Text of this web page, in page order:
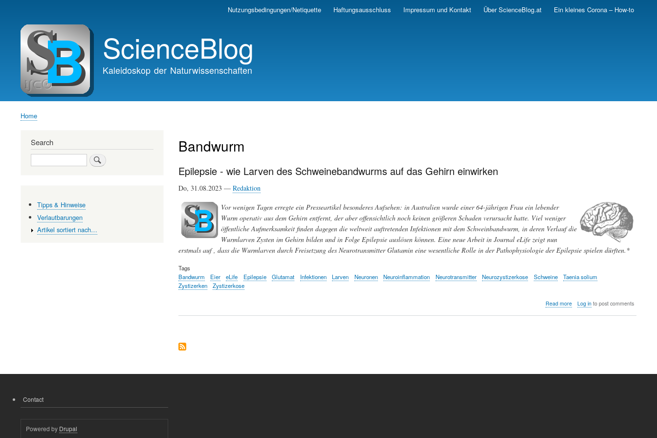
Skip
navigation
Nutzungsbedingungen/Netiquette Haftungsausschluss Impressum und Kontakt Über ScienceBlog.at Ein kleines Corona – How-to
ScienceBlog
Kaleidoskop der Naturwissenschaften
Home
Bandwurm
Epilepsie - wie Larven des Schweinebandwurms auf das Gehirn einwirken
Do, 31.08.2023 — Redaktion
Vor wenigen Tagen erregte ein Presseartikel besonderes Aufsehen: in Australien wurde einer 64-jährigen Frau ein lebender
Wurm operativ aus dem Gehirn entfernt, der aber offensichtlich noch keinen größeren Schaden verursacht hatte. Viel weniger
öffentliche Aufmerksamkeit finden dagegen die weltweit auftretenden Infektionen mit dem Schweinbandwurm, in deren Verlauf die
Wurmlarven Zysten im Gehirn bilden und in Folge Epilepsie auslösen können. Eine neue Arbeit in Journal eLife zeigt nun
erstmals auf , dass die Wurmlarven durch Freisetzung des Neurotransmitter Glutamin eine wesentliche Rolle in der Pathophysiologie der Epilepsie spielen dürften.*
Tags
Bandwurm
Eier eLife Epilepsie Glutamat Infektionen Larven Neuronen Neuroinflammation Neurotransmitter Neurozystizerkose Schweine
Taenia solium
Zystizerken
Zystizerkose
Read moreabout
Log into post comments
Search
Search
Tipps & Hinweise
Verlautbarungen
Artikel sortiert nach…
FOOTER
Contact
Powered by Drupal